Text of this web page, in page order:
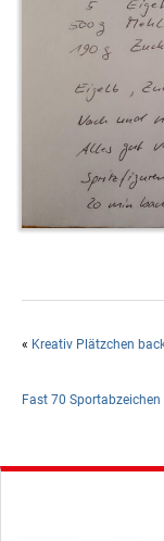
« Kreativ Plätzchen
Fast 70